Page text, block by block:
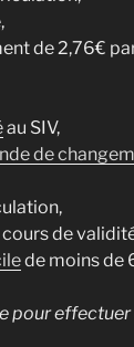
de 2,76€
au SIV,
de
cours de
de moins de
pour